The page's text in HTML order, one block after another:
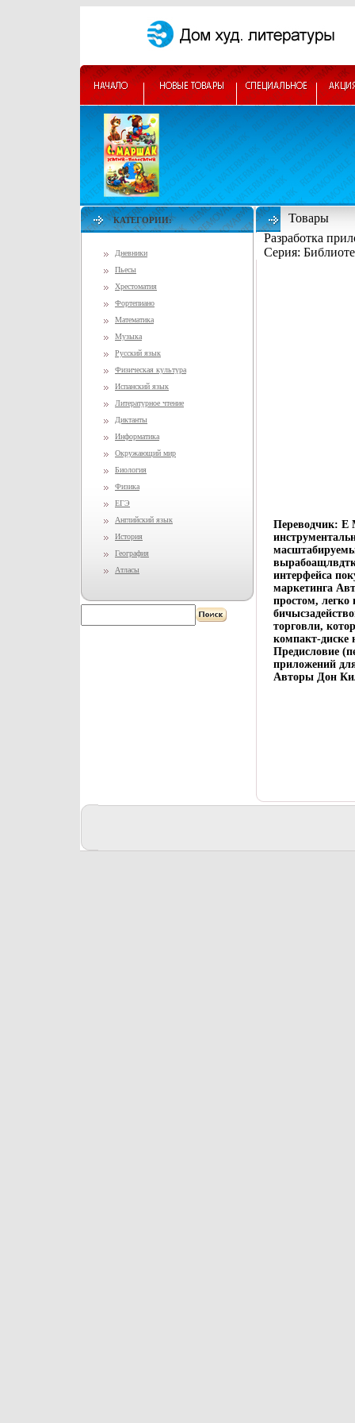
КАТЕГОРИИ:
Дневники
Пьесы
Хрестоматия
Фортепиано
Математика
Музыка
Русский язык
Физическая культура
Испанский язык
Литературное чтение
Диктанты
Информатика
Окружающий мир
Биология
Физика
ЕГЭ
Английский язык
История
География
Атласы
Товары
Разработка
Серия:
Переводчик: Е
интерфейса
маркетинга
простом, легко
торговли,
компакт-диске
Предисловие
приложений
Авторы Дон